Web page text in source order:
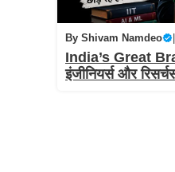
By Shivam Namdeo
India’s Great
इंजीनियर्स और